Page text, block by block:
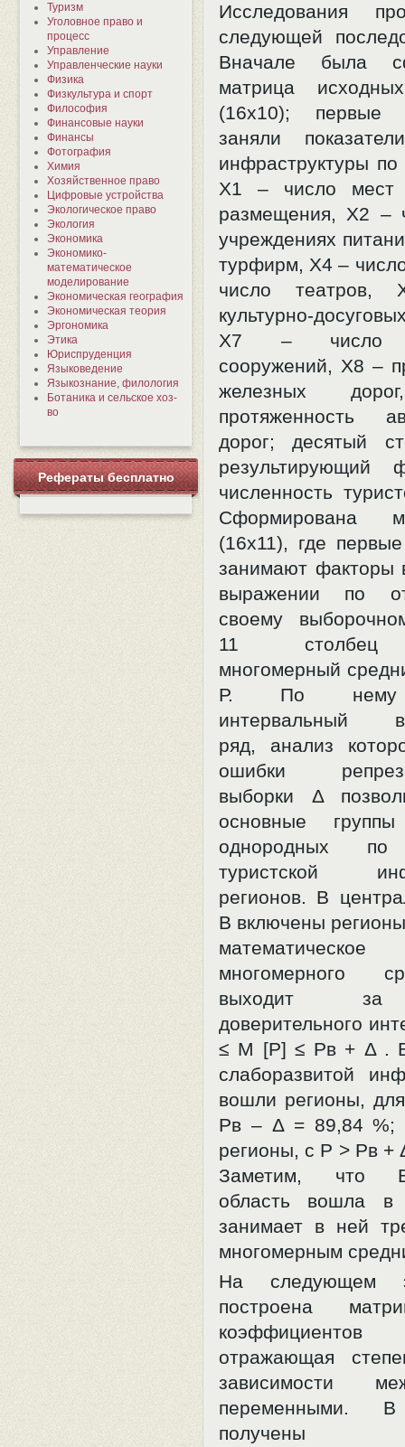
Туризм
Уголовное право и
процесс
Управление
Управленческие науки
Физика
Физкультура и спорт
Философия
Финансовые науки
Финансы
Фотография
Химия
Хозяйственное право
Цифровые устройства
Экологическое право
Экология
Экономика
Экономико-
математическое
моделирование
Экономическая география
Экономическая теория
Эргономика
Этика
Юриспруденция
Языковедение
Языкознание, филология
Ботаника и сельское хоз-
во
Рефераты бесплатно
Исследования
следующей
Вначале была
матрица
(16х10); первые
заняли
инфраструктуры
Х1 – число мест
размещения, Х2 –
учреждениях
турфирм, Х4 –
число
культурно-
Х7 – число
сооружений, Х8 –
железных
протяженность
дорог; десятый
численность
Сформирована
(16х11), где
занимают факторы
выражении по
своему
11 столбец
многомерный
Р. По нему
интервальный
ряд, анализ
ошибки
выборки Δ
основные
однородных по
туристской
регионов. В
В включены
многомерного
выходит за
доверительного
≤ М [Р] ≤ Рв + Δ . В
слаборазвитой
вошли регионы,
Рв – Δ = 89,84 %;
регионы, с Р > Рв +
Заметим, что
область вошла
занимает в ней
многомерным
На следующем
построена
коэффициентов
отражающая
зависимости
переменными. В
получены